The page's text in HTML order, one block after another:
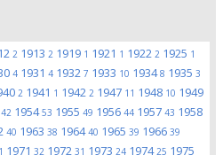
2 1913 2 1919 1 1921 1 1922 2 1925 1
4 1931 4 1932 7 1933 10 19348 1935 3
2 1941 1 1942 2 1947 11 1948 10 1949
42 195453 1955 49 1956 44 1957 43 1958
40 1963 38 196440 1965 39 1966 39
1971 32 1972 31 1973 24 197425 1975